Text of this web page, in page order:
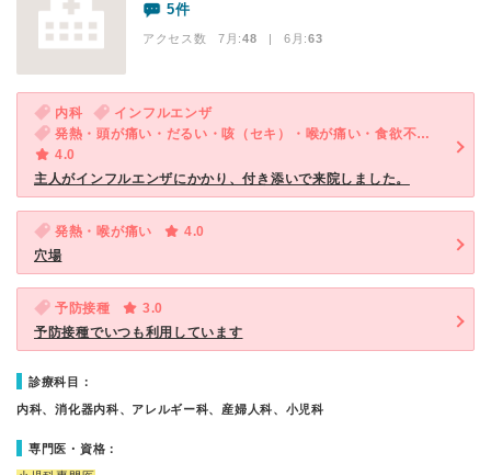
5件
アクセス数 7月:48 | 6月:63
内科
インフルエンザ
発熱・頭が痛い・だるい・咳（セキ）・喉が痛い・食欲不振・体調不良
4.0
主人がインフルエンザにかかり、付き添いで来院しました。
発熱・喉が痛い
4.0
穴場
予防接種
3.0
予防接種でいつも利用しています
診療科目：
内科、消化器内科、アレルギー科、産婦人科、小児科
専門医・資格：